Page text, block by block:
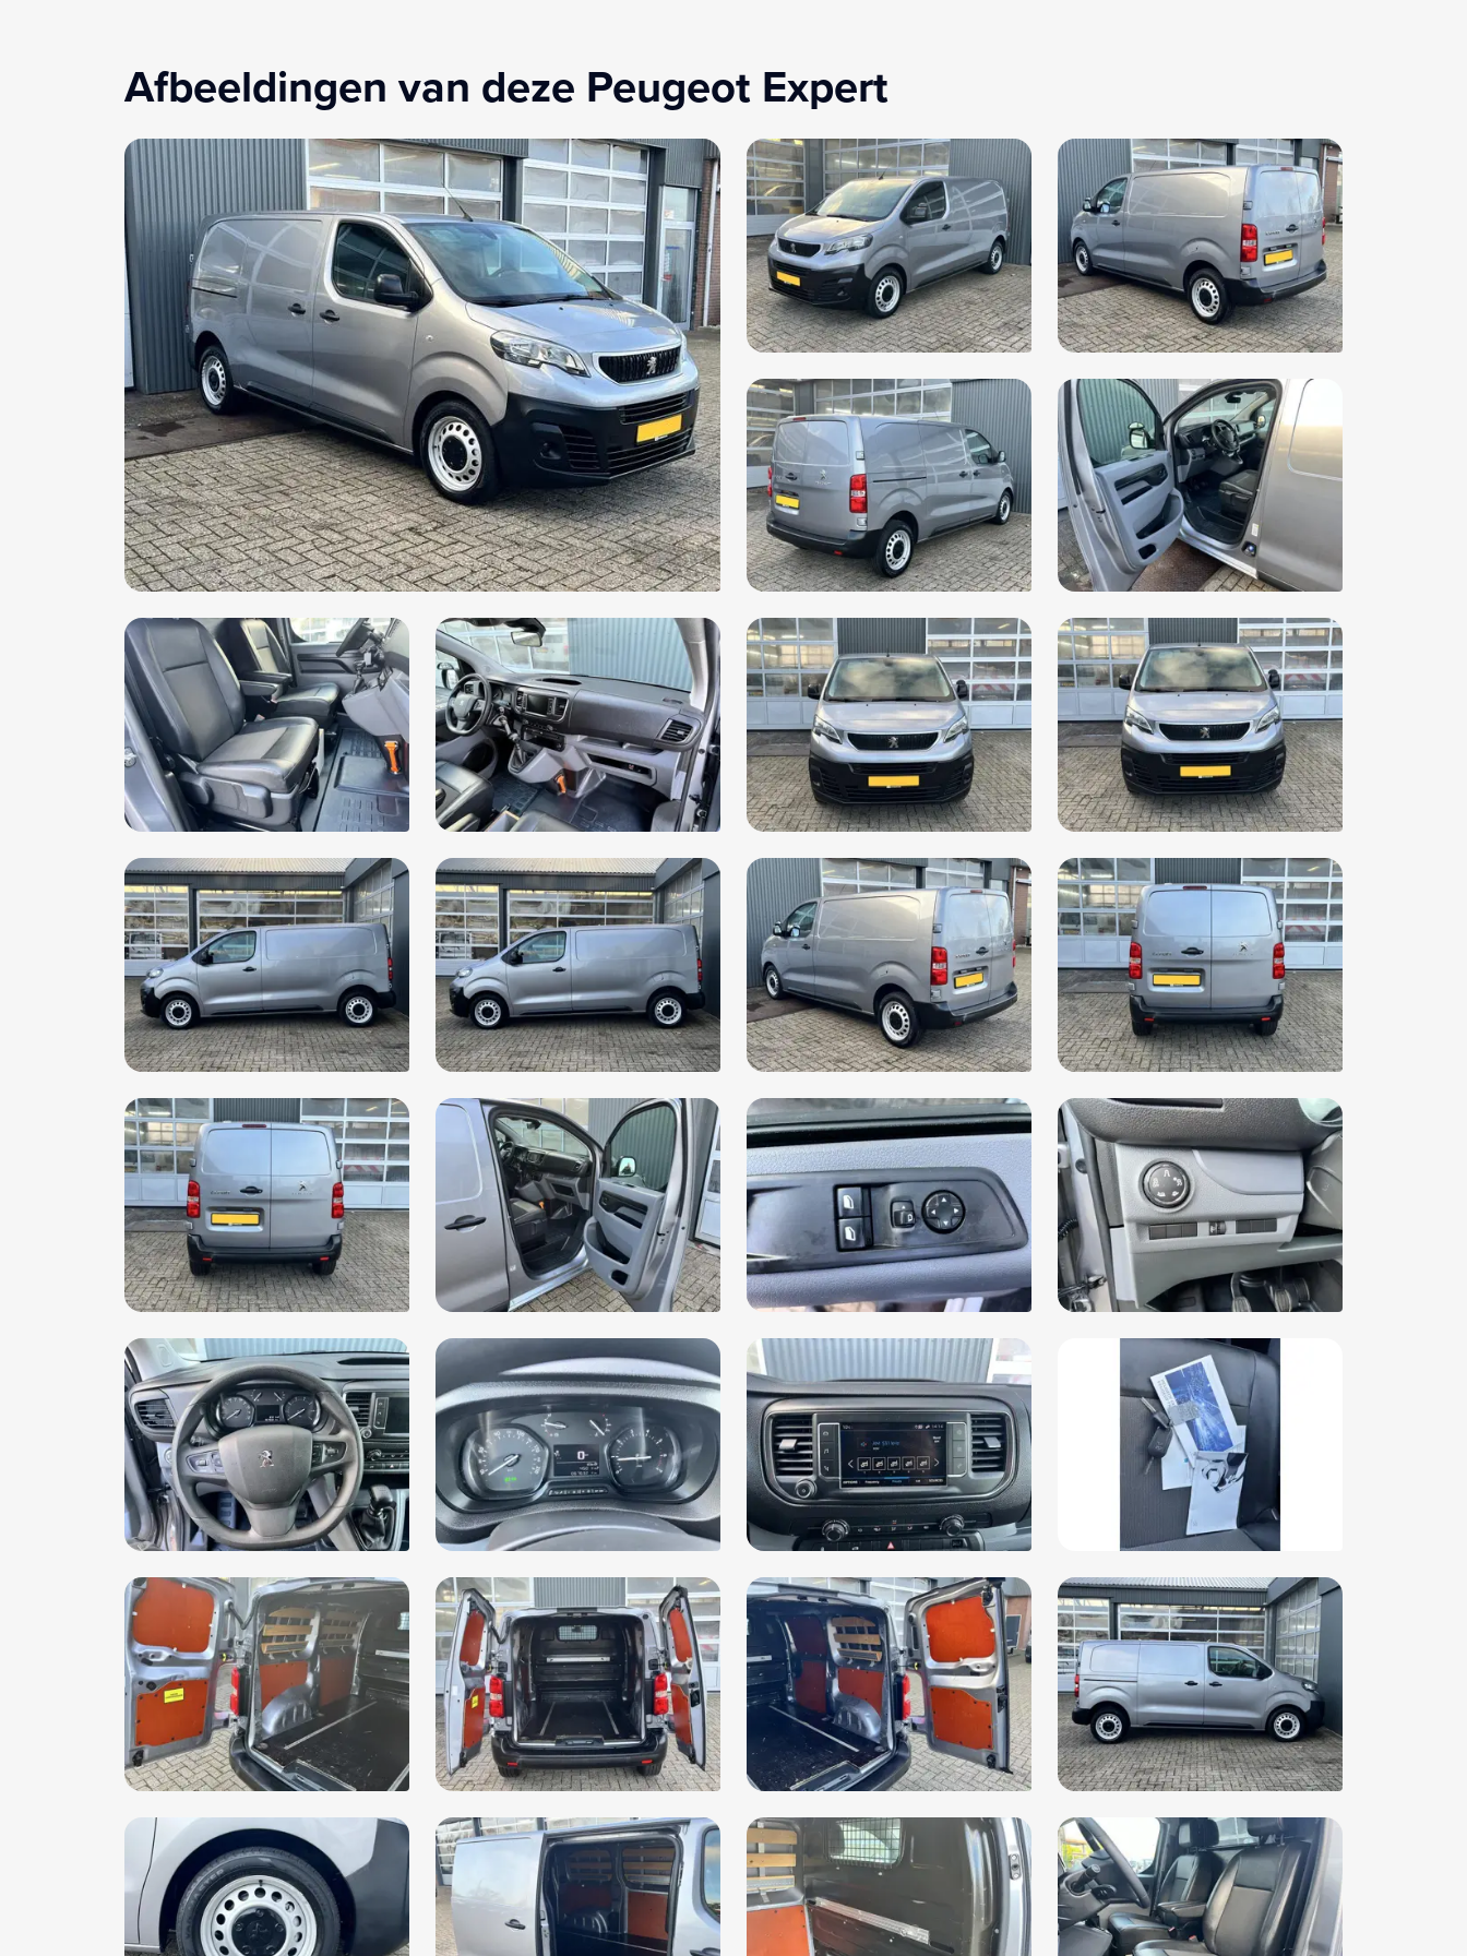
Afbeeldingen van deze Peugeot Expert